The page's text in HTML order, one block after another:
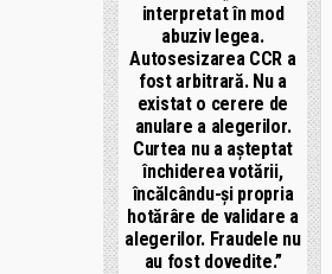
interpretat în mod
abuziv legea.
Autosesizarea CCR a
fost arbitrară. Nu a
existat o cerere de
anulare a alegerilor.
Curtea nu a așteptat
închiderea votării,
încălcându-și propria
hotărâre de validare a
alegerilor. Fraudele nu
au fost dovedite.”